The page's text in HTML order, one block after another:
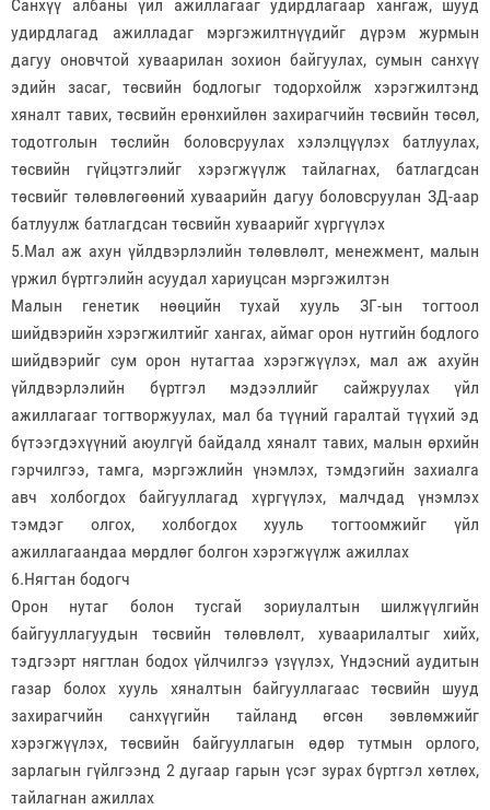
Санхүү албаны үйл ажиллагааг удирдлагаар хангаж, шууд
удирдлагад ажилладаг мэргэжилтнүүдийг дүрэм журмын
дагуу оновчтой хуваарилан зохион байгуулах, сумын санхүү
эдийн засаг, төсвийн бодлогыг тодорхойлж хэрэгжилтэнд
хяналт тавих, төсвийн ерөнхийлөн захирагчийн төсвийн төсөл,
тодотголын төслийн боловсруулах хэлэлцүүлэх батлуулах,
төсвийн гүйцэтгэлийг хэрэгжүүлж тайлагнах, батлагдсан
төсвийг төлөвлөгөөний хуваарийн дагуу боловсруулан ЗД-аар
батлуулж батлагдсан төсвийн хуваарийг хүргүүлэх
5.Мал аж ахун үйлдвэрлэлийн төлөвлөлт, менежмент, малын
үржил бүртгэлийн асуудал хариуцсан мэргэжилтэн
Малын генетик нөөцийн тухай хууль ЗГ-ын тогтоол
шийдвэрийн хэрэгжилтийг хангах, аймаг орон нутгийн бодлого
шийдвэрийг сум орон нутагтаа хэрэгжүүлэх, мал аж ахуйн
үйлдвэрлэлийн бүртгэл мэдээллийг сайжруулах үйл
ажиллагааг тогтворжуулах, мал ба түүний гаралтай түүхий эд
бүтээгдэхүүний аюулгүй байдалд хяналт тавих, малын өрхийн
гэрчилгээ, тамга, мэргэжлийн үнэмлэх, тэмдэгийн захиалга
авч холбогдох байгууллагад хүргүүлэх, малчдад үнэмлэх
тэмдэг олгох, холбогдох хууль тогтоомжийг үйл
ажиллагаандаа мөрдлөг болгон хэрэгжүүлж ажиллах
6.Нягтан бодогч
Орон нутаг болон тусгай зориулалтын шилжүүлгийн
байгууллагуудын төсвийн төлөвлөлт, хуваарилалтыг хийх,
тэдгээрт нягтлан бодох үйлчилгээ үзүүлэх, Үндэсний аудитын
газар болох хууль хяналтын байгууллагаас төсвийн шууд
захирагчийн санхүүгийн тайланд өгсөн зөвлөмжийг
хэрэгжүүлэх, төсвийн байгууллагын өдөр тутмын орлого,
зарлагын гүйлгээнд 2 дугаар гарын үсэг зурах бүртгэл хөтлөх,
тайлагнан ажиллах